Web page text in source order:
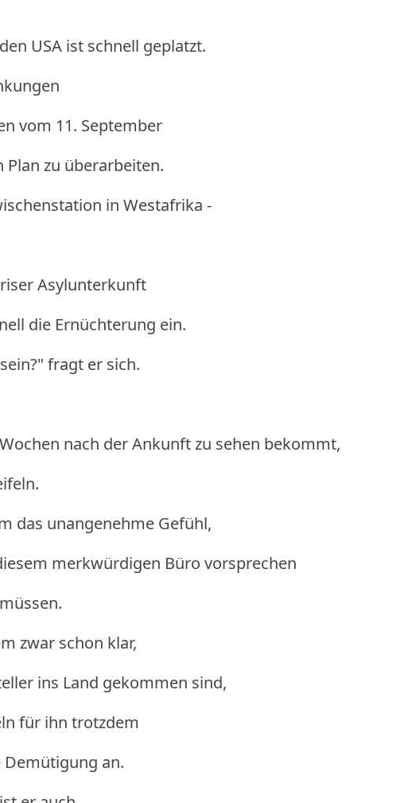
USA ist schnell geplatzt.
vom 11. September
Plan zu überarbeiten.
in Westafrika -
Asylunterkunft
die Ernüchterung ein.
fragt er sich.
nach der Ankunft zu sehen bekommt,
das unangenehme Gefühl,
merkwürdigen Büro vorsprechen
zwar schon klar,
ins Land gekommen sind,
für ihn trotzdem
an.